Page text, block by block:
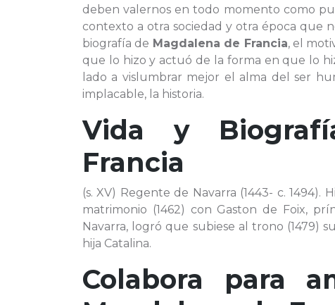
deben valernos en todo momento como
contexto a otra sociedad y otra época que
biografía de Magdalena de Francia, el
que lo hizo y actuó de la forma en que lo
lado a vislumbrar mejor el alma del ser
implacable, la historia.
Vida y
Francia
(s. XV) Regente de Navarra (1443- c.
matrimonio (1462) con Gaston de Foix,
Navarra, logró que subiese al trono (1479)
hija Catalina.
Colabora para